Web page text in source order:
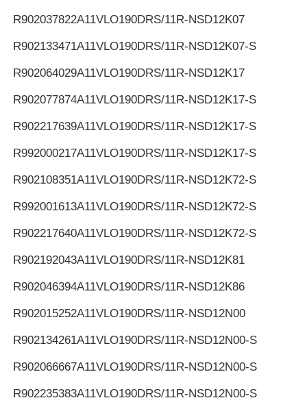
R902037822A11VLO190DRS/11R-NSD12K07
R902133471A11VLO190DRS/11R-NSD12K07-S
R902064029A11VLO190DRS/11R-NSD12K17
R902077874A11VLO190DRS/11R-NSD12K17-S
R902217639A11VLO190DRS/11R-NSD12K17-S
R992000217A11VLO190DRS/11R-NSD12K17-S
R902108351A11VLO190DRS/11R-NSD12K72-S
R992001613A11VLO190DRS/11R-NSD12K72-S
R902217640A11VLO190DRS/11R-NSD12K72-S
R902192043A11VLO190DRS/11R-NSD12K81
R902046394A11VLO190DRS/11R-NSD12K86
R902015252A11VLO190DRS/11R-NSD12N00
R902134261A11VLO190DRS/11R-NSD12N00-S
R902066667A11VLO190DRS/11R-NSD12N00-S
R902235383A11VLO190DRS/11R-NSD12N00-S